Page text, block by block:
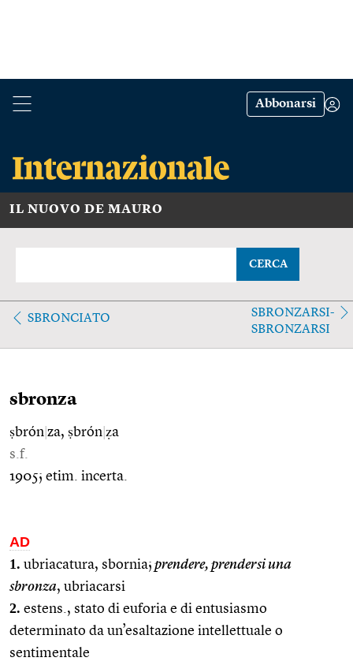
Abbonarsi
IL NUOVO DE MAURO
CERCA
SBRONCIATO
SBRONZARSI-
SBRONZARSI
sbronza
ṣbrón za, ṣbrón ẓa
s.f.
1905; etim. incerta.
AD
1. ubriacatura, sbornia; prendere, prendersi una
sbronza, ubriacarsi
2. estens., stato di euforia e di entusiasmo
determinato da un’esaltazione intellettuale o
sentimentale